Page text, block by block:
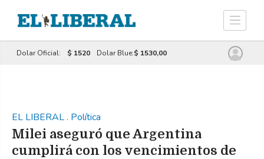
Dolar Oficial: $ 1520 Dolar Blue:$ 1530,00
EL LIBERAL. Política
Milei aseguró que Argentina
cumplirá con los vencimientos de